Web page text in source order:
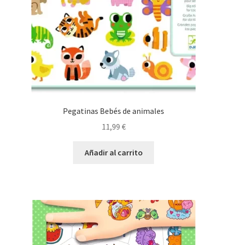
Pegatinas Bebés de animales
11,99 €
Añadir al carrito